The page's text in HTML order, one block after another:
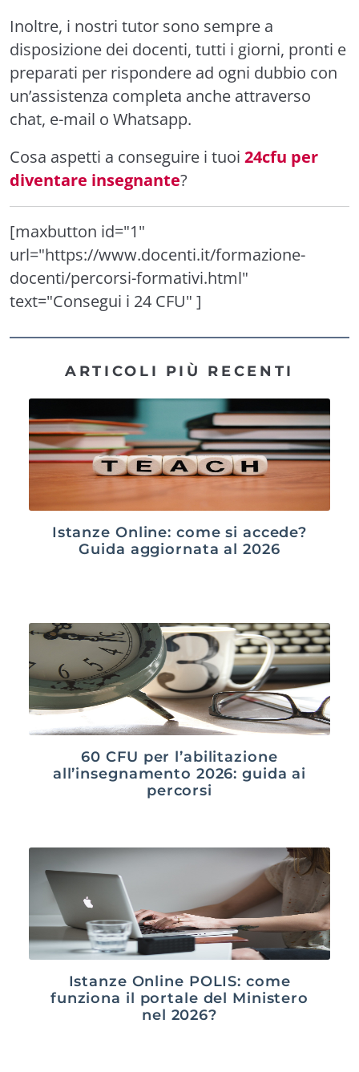
Inoltre, i nostri tutor sono sempre a
disposizione dei docenti, tutti i giorni, pronti e
preparati per rispondere ad ogni dubbio con
un’assistenza completa anche attraverso
chat, e-mail o Whatsapp.
Cosa aspetti a conseguire i tuoi 24cfu per
diventare insegnante?
[maxbutton id="1"
url="https://www.docenti.it/formazione-
docenti/percorsi-formativi.html"
text="Consegui i 24 CFU" ]
ARTICOLI PIÙ RECENTI
Istanze Online: come si accede?
Guida aggiornata al 2026
60 CFU per l’abilitazione
all’insegnamento 2026: guida ai
percorsi
Istanze Online POLIS: come
funziona il portale del Ministero
nel 2026?